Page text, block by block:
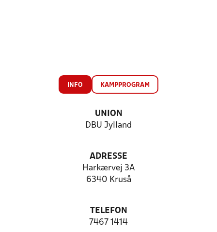
INFO KAMPPROGRAM
UNION
DBU Jylland
ADRESSE
Harkærvej 3A
6340 Kruså
TELEFON
7467 1414